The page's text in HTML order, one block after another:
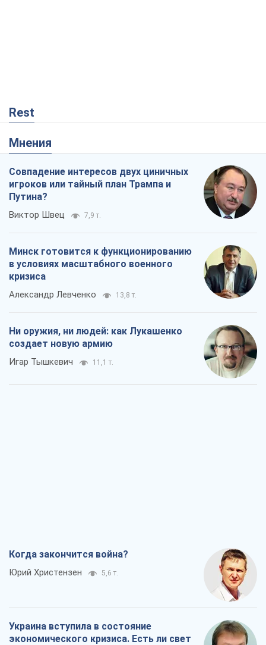
Rest
Мнения
Совпадение интересов двух циничных
игроков или тайный план Трампа и
Путина?
Виктор Швец 7,9 т.
Минск готовится к функционированию
в условиях масштабного военного
кризиса
Александр Левченко 13,8 т.
Ни оружия, ни людей: как Лукашенко
создает новую армию
Игар Тышкевич 11,1 т.
Когда закончится война?
Юрий Христензен 5,6 т.
Украина вступила в состояние
экономического кризиса. Есть ли свет